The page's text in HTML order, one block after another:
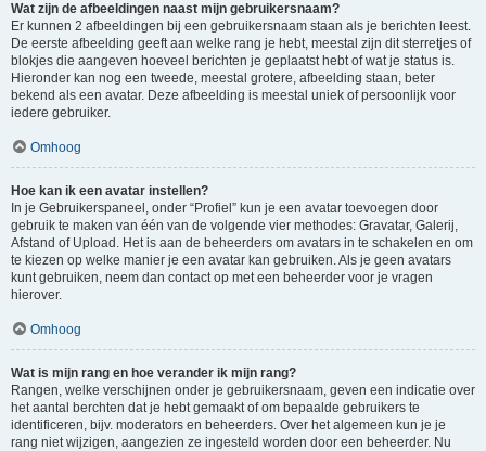
Wat zijn de afbeeldingen naast mijn gebruikersnaam?
Er kunnen 2 afbeeldingen bij een gebruikersnaam staan als je berichten leest.
De eerste afbeelding geeft aan welke rang je hebt, meestal zijn dit sterretjes of
blokjes die aangeven hoeveel berichten je geplaatst hebt of wat je status is.
Hieronder kan nog een tweede, meestal grotere, afbeelding staan, beter
bekend als een avatar. Deze afbeelding is meestal uniek of persoonlijk voor
iedere gebruiker.
Omhoog
Hoe kan ik een avatar instellen?
In je Gebruikerspaneel, onder “Profiel” kun je een avatar toevoegen door
gebruik te maken van één van de volgende vier methodes: Gravatar, Galerij,
Afstand of Upload. Het is aan de beheerders om avatars in te schakelen en om
te kiezen op welke manier je een avatar kan gebruiken. Als je geen avatars
kunt gebruiken, neem dan contact op met een beheerder voor je vragen
hierover.
Omhoog
Wat is mijn rang en hoe verander ik mijn rang?
Rangen, welke verschijnen onder je gebruikersnaam, geven een indicatie over
het aantal berchten dat je hebt gemaakt of om bepaalde gebruikers te
identificeren, bijv. moderators en beheerders. Over het algemeen kun je je
rang niet wijzigen, aangezien ze ingesteld worden door een beheerder. Nu